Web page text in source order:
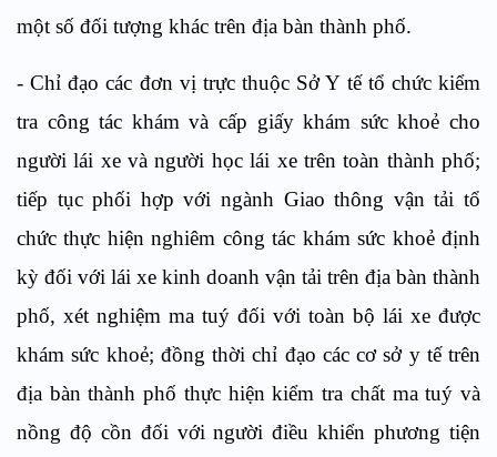
một số đối tượng khác trên địa bàn thành phố.
- Chỉ đạo các đơn vị trực thuộc Sở Y tế tổ chức kiểm
tra công tác khám và cấp giấy khám sức khoẻ cho
người lái xe và người học lái xe trên toàn thành phố;
tiếp tục phối hợp với ngành Giao thông vận tải tổ
chức thực hiện nghiêm công tác khám sức khoẻ định
kỳ đối với lái xe kinh doanh vận tải trên địa bàn thành
phố, xét nghiệm ma tuý đối với toàn bộ lái xe được
khám sức khoẻ; đồng thời chỉ đạo các cơ sở y tế trên
địa bàn thành phố thực hiện kiểm tra chất ma tuý và
nồng độ cồn đối với người điều khiển phương tiện